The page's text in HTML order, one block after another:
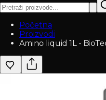
Početna
Proizvodi
Amino liquid 1L -